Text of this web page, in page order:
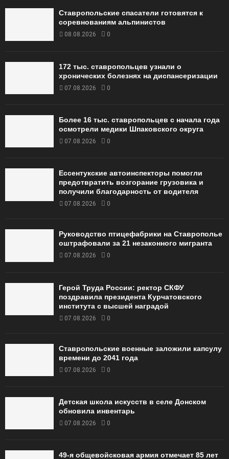
Ставропольские спасатели готовятся к
соревнованиям альпинистов
08.08.2026 0
172 тыс. ставропольцев узнали о
хронических болезнях на диспансеризации
07.08.2026 0
Более 16 тыс. ставропольцев с начала года
осмотрели медики Шпаковского округа
07.08.2026 0
Ессентукские автоинспекторы помогли
предотвратить возгорание грузовика и
получили благодарность от водителя
07.08.2026 0
Руководство птицефабрики на Ставрополье
оштрафовали за 21 незаконного мигранта
07.08.2026 0
Герой Труда России: ректор СКФУ
поздравила президента Курчатовского
института с высшей наградой
07.08.2026 0
Ставропольские военные заложили капсулу
времени до 2041 года
07.08.2026 0
Детская школа искусств в селе Донском
обновила инвентарь
07.08.2026 0
49‑я общевойсковая армия отмечает 85 лет